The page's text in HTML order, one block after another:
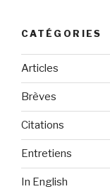
CATÉGORIES
Articles
Brèves
Citations
Entretiens
In English